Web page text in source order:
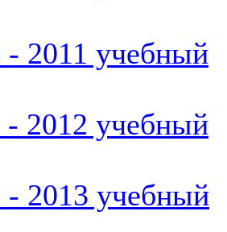
- 2011 учебный
- 2012 учебный
- 2013 учебный